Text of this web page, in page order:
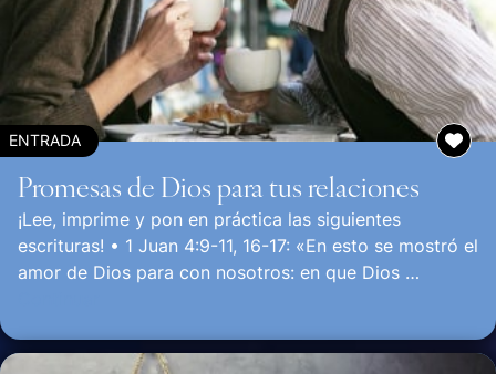
ENTRADA
Promesas de Dios para tus relaciones
¡Lee, imprime y pon en práctica las siguientes
escrituras! • 1 Juan 4:9-11, 16-17: «En esto se mostró el
amor de Dios para con nosotros: en que Dios …